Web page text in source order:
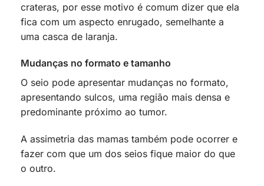
crateras, por esse motivo é comum dizer que ela
fica com um aspecto enrugado, semelhante a
uma casca de laranja.
Mudanças no formato e tamanho
O seio pode apresentar mudanças no formato,
apresentando sulcos, uma região mais densa e
predominante próximo ao tumor.
A assimetria das mamas também pode ocorrer e
fazer com que um dos seios fique maior do que
o outro.